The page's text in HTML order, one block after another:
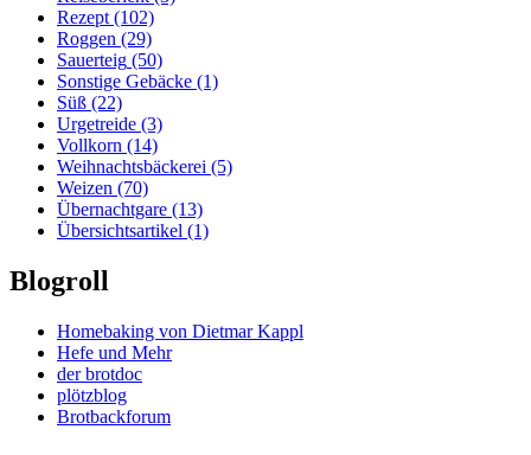
Rezept (102)
Roggen (29)
Sauerteig (50)
Sonstige Gebäcke (1)
Süß (22)
Urgetreide (3)
Vollkorn (14)
Weihnachtsbäckerei (5)
Weizen (70)
Übernachtgare (13)
Übersichtsartikel (1)
Blogroll
Homebaking von Dietmar Kappl
Hefe und Mehr
der brotdoc
plötzblog
Brotbackforum